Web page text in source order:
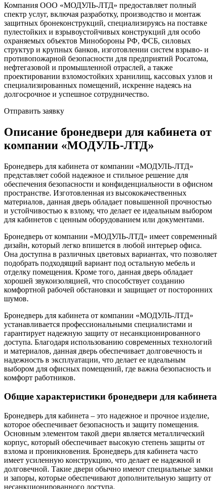
Компания ООО «МОДУЛЬ-ЛТД» предоставляет полный
спектр услуг, включая разработку, производство и монтаж
защитных бронеконструкций, специализируясь на поставке
пулестойких и взрывоустойчивых конструкций для особо
охраняемых объектов Минобороны РФ, ФСБ, силовых
структур и крупных банков, изготовлении систем взрыво- и
противопожарной безопасности для предприятий Росатома,
нефтегазовой и промышленной отраслей, а также
проектировании взломостойких хранилищ, кассовых узлов и
специализированных помещений, искренне надеясь на
долгосрочное и успешное сотрудничество.
Отправить заявку
Описание бронедвери для кабинета от
компании «МОДУЛЬ-ЛТД»
Бронедверь для кабинета от компании «МОДУЛЬ-ЛТД»
представляет собой надежное и стильное решение для
обеспечения безопасности и конфиденциальности в офисном
пространстве. Изготовленная из высококачественных
материалов, данная дверь обладает повышенной прочностью
и устойчивостью к взлому, что делает ее идеальным выбором
для кабинетов с ценным оборудованием или документами.
Бронедверь от компании «МОДУЛЬ-ЛТД» имеет современный
дизайн, который легко впишется в любой интерьер офиса.
Она доступна в различных цветовых вариантах, что позволяет
подобрать подходящий вариант под остальную мебель и
отделку помещения. Кроме того, данная дверь обладает
хорошей звукоизоляцией, что способствует созданию
комфортной рабочей обстановки и защищает от посторонних
шумов.
Бронедверь для кабинета от компании «МОДУЛЬ-ЛТД»
устанавливается профессиональными специалистами и
гарантирует надежную защиту от несанкционированного
доступа. Благодаря использованию современных технологий
и материалов, данная дверь обеспечивает долговечность и
надежность в эксплуатации, что делает ее идеальным
выбором для офисных помещений, где важна безопасность и
комфорт работников.
Общие характеристики бронедвери для кабинета
Бронедверь для кабинета – это надежное и прочное изделие,
которое обеспечивает безопасность и защиту помещения.
Основным элементом такой двери является металлический
корпус, который обеспечивает высокую степень защиты от
взлома и проникновения. Бронедверь для кабинета часто
имеет усиленную конструкцию, что делает ее надежной и
долговечной. Такие двери обычно имеют специальные замки
и запоры, которые обеспечивают дополнительную защиту от
несанкционированного доступа.